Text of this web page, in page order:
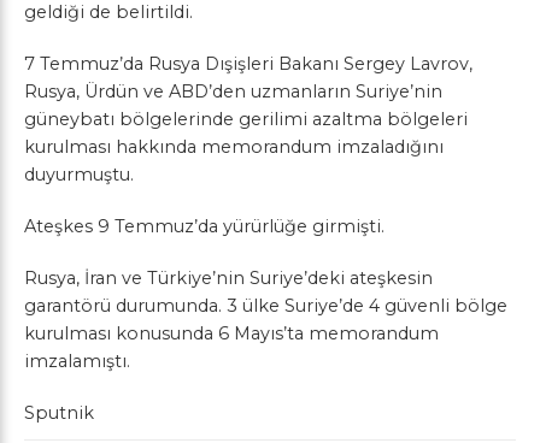
geldiği de belirtildi.
7 Temmuz’da Rusya Dışişleri Bakanı Sergey Lavrov,
Rusya, Ürdün ve ABD’den uzmanların Suriye’nin
güneybatı bölgelerinde gerilimi azaltma bölgeleri
kurulması hakkında memorandum imzaladığını
duyurmuştu.
Ateşkes 9 Temmuz’da yürürlüğe girmişti.
Rusya, İran ve Türkiye’nin Suriye’deki ateşkesin
garantörü durumunda. 3 ülke Suriye’de 4 güvenli bölge
kurulması konusunda 6 Mayıs’ta memorandum
imzalamıştı.
Sputnik